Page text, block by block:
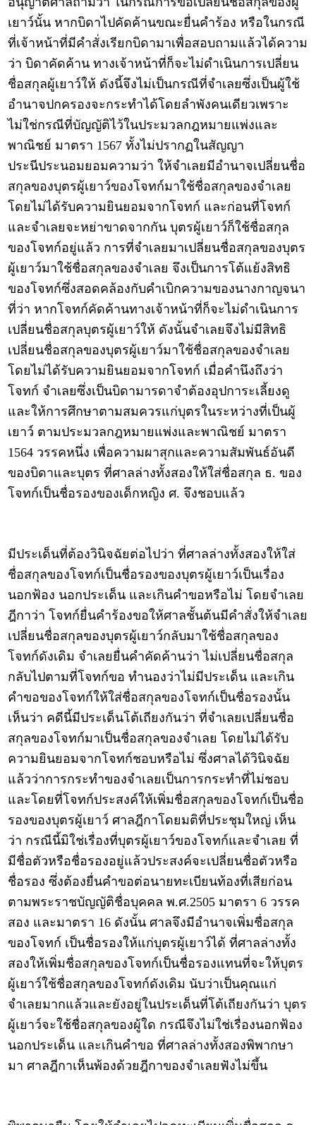
เยาว์นั้น หากบิดาไปคัดค้านขณะยื่นคำร้อง หรือในกรณี
ที่เจ้าหน้าที่มีคำสั่งเรียกบิดามาเพื่อสอบถามแล้วได้ความ
ว่า บิดาคัดค้าน ทางเจ้าหน้าที่ก็จะไม่ดำเนินการเปลี่ยน
ชื่อสกุลผู้เยาว์ให้ ดังนี้จึงไม่เป็นกรณีที่จำเลยซึ่งเป็นผู้ใช้
อำนาจปกครองจะกระทำได้โดยลำพังคนเดียวเพราะ
ไม่ใช่กรณีที่บัญญัติไว้ในประมวลกฎหมายแพ่งและ
พาณิชย์ มาตรา 1567 ทั้งไม่ปรากฏในสัญญา
ประนีประนอมยอมความว่า ให้จำเลยมีอำนาจเปลี่ยนชื่อ
สกุลของบุตรผู้เยาว์ของโจทก์มาใช้ชื่อสกุลของจำเลย
โดยไม่ได้รับความยินยอมจากโจทก์ และก่อนที่โจทก์
และจำเลยจะหย่าขาดจากกัน บุตรผู้เยาว์ก็ใช้ชื่อสกุล
ของโจทก์อยู่แล้ว การที่จำเลยมาเปลี่ยนชื่อสกุลของบุตร
ผู้เยาว์มาใช้ชื่อสกุลของจำเลย จึงเป็นการโต้แย้งสิทธิ
ของโจทก์ซึ่งสอดคล้องกับคำเบิกความของนางกาญจนา
ที่ว่า หากโจทก์คัดค้านทางเจ้าหน้าที่ก็จะไม่ดำเนินการ
เปลี่ยนชื่อสกุลบุตรผู้เยาว์ให้ ดังนั้นจำเลยจึงไม่มีสิทธิ
เปลี่ยนชื่อสกุลของบุตรผู้เยาว์มาใช้ชื่อสกุลของจำเลย
โดยไม่ได้รับความยินยอมจากโจทก์ เมื่อคำนึงถึงว่า
โจทก์ จำเลยซึ่งเป็นบิดามารดาจำต้องอุปการะเลี้ยงดู
และให้การศึกษาตามสมควรแก่บุตรในระหว่างที่เป็นผู้
เยาว์ ตามประมวลกฎหมายแพ่งและพาณิชย์ มาตรา
1564 วรรคหนึ่ง เพื่อความผาสุกและความสัมพันธ์อันดี
ของบิดาและบุตร ที่ศาลล่างทั้งสองให้ใส่ชื่อสกุล ธ. ของ
โจทก์เป็นชื่อรองของเด็กหญิง ศ. จึงชอบแล้ว
มีประเด็นที่ต้องวินิจฉัยต่อไปว่า ที่ศาลล่างทั้งสองให้ใส่
ชื่อสกุลของโจทก์เป็นชื่อรองของบุตรผู้เยาว์เป็นเรื่อง
นอกฟ้อง นอกประเด็น และเกินคำขอหรือไม่ โดยจำเลย
ฎีกาว่า โจทก์ยื่นคำร้องขอให้ศาลชั้นต้นมีคำสั่งให้จำเลย
เปลี่ยนชื่อสกุลของบุตรผู้เยาว์กลับมาใช้ชื่อสกุลของ
โจทก์ดังเดิม จำเลยยื่นคำคัดค้านว่า ไม่เปลี่ยนชื่อสกุล
กลับไปตามที่โจทก์ขอ ทำนองว่าไม่มีประเด็น และเกิน
คำขอของโจทก์ให้ใส่ชื่อสกุลของโจทก์เป็นชื่อรองนั้น
เห็นว่า คดีนี้มีประเด็นโต้เถียงกันว่า ที่จำเลยเปลี่ยนชื่อ
สกุลของโจทก์มาเป็นชื่อสกุลของจำเลย โดยไม่ได้รับ
ความยินยอมจากโจทก์ชอบหรือไม่ ซึ่งศาลได้วินิจฉัย
แล้วว่าการกระทำของจำเลยเป็นการกระทำที่ไม่ชอบ
และโดยที่โจทก์ประสงค์ให้เพิ่มชื่อสกุลของโจทก์เป็นชื่อ
รองของบุตรผู้เยาว์ ศาลฎีกาโดยมติที่ประชุมใหญ่ เห็น
ว่า กรณีนี้มิใช่เรื่องที่บุตรผู้เยาว์ของโจทก์และจำเลย ที่
มีชื่อตัวหรือชื่อรองอยู่แล้วประสงค์จะเปลี่ยนชื่อตัวหรือ
ชื่อรอง ซึ่งต้องยื่นคำขอต่อนายทะเบียนท้องที่เสียก่อน
ตามพระราชบัญญัติชื่อบุคคล พ.ศ.2505 มาตรา 6 วรรค
สอง และมาตรา 16 ดังนั้น ศาลจึงมีอำนาจเพิ่มชื่อสกุล
ของโจทก์ เป็นชื่อรองให้แก่บุตรผู้เยาว์ได้ ที่ศาลล่างทั้ง
สองให้เพิ่มชื่อสกุลของโจทก์เป็นชื่อรองแทนที่จะให้บุตร
ผู้เยาว์ใช้ชื่อสกุลของโจทก์ดังเดิม นับว่าเป็นคุณแก่
จำเลยมากแล้วและยังอยู่ในประเด็นที่โต้เถียงกันว่า บุตร
ผู้เยาว์จะใช้ชื่อสกุลของผู้ใด กรณีจึงไม่ใช่เรื่องนอกฟ้อง
นอกประเด็น และเกินคำขอ ที่ศาลล่างทั้งสองพิพากษา
มา ศาลฎีกาเห็นพ้องด้วยฎีกาของจำเลยฟังไม่ขึ้น